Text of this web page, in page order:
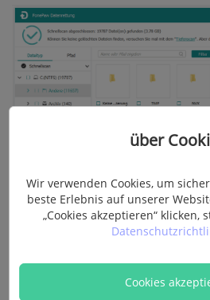
Schritt 4: Wenn der
können Sie Dateien vom
über
Wir verwenden Cookies, um
beste Erlebnis auf unserer
„Cookies akzeptieren“ klicken,
Cookies